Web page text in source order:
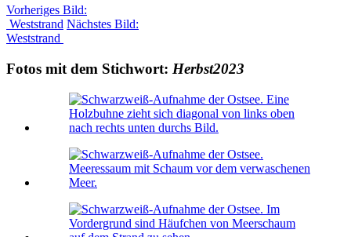
Vorheriges Bild:
Weststrand Nächstes Bild:
Weststrand
Fotos mit dem Stichwort: Herbst2023